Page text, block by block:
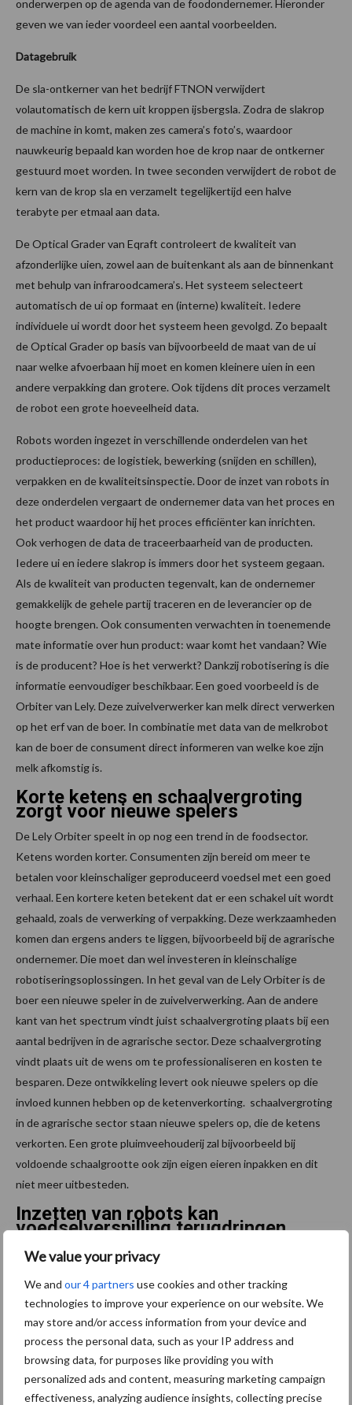
We value your privacy
We and our 4 partners use cookies and other tracking
technologies to improve your experience on our website. We
may store and/or access information from your device and
process the personal data, such as your IP address and
browsing data, for purposes like providing you with
personalized ads and content, measuring marketing campaign
effectiveness, analyzing audience insights, collecting precise
onderwerpen op de agenda van de foodondernemer. Hieronder
geven we van ieder voordeel een aantal voorbeelden.
Datagebruik
De sla-ontkerner van het bedrijf FTNON verwijdert
volautomatisch de kern uit kroppen ijsbergsla. Zodra de slakrop
de machine in komt, maken zes camera’s foto’s, waardoor
nauwkeurig bepaald kan worden hoe de krop naar de ontkerner
gestuurd moet worden. In twee seconden verwijdert de robot de
kern van de krop sla en verzamelt tegelijkertijd een halve
terabyte per etmaal aan data.
De Optical Grader van Eqraft controleert de kwaliteit van
afzonderlijke uien, zowel aan de buitenkant als aan de binnenkant
met behulp van infraroodcamera’s. Het systeem selecteert
automatisch de ui op formaat en (interne) kwaliteit. Iedere
individuele ui wordt door het systeem heen gevolgd. Zo bepaalt
de Optical Grader op basis van bijvoorbeeld de maat van de ui
naar welke afvoerbaan hij moet en komen kleinere uien in een
andere verpakking dan grotere. Ook tijdens dit proces verzamelt
de robot een grote hoeveelheid data.
Robots worden ingezet in verschillende onderdelen van het
productieproces: de logistiek, bewerking (snijden en schillen),
verpakken en de kwaliteitsinspectie. Door de inzet van robots in
deze onderdelen vergaart de ondernemer data van het proces en
het product waardoor hij het proces efficiënter kan inrichten.
Ook verhogen de data de traceerbaarheid van de producten.
Iedere ui en iedere slakrop is immers door het systeem gegaan.
Als de kwaliteit van producten tegenvalt, kan de ondernemer
gemakkelijk de gehele partij traceren en de leverancier op de
hoogte brengen. Ook consumenten verwachten in toenemende
mate informatie over hun product: waar komt het vandaan? Wie
is de producent? Hoe is het verwerkt? Dankzij robotisering is die
informatie eenvoudiger beschikbaar. Een goed voorbeeld is de
Orbiter van Lely. Deze zuivelverwerker kan melk direct verwerken
op het erf van de boer. In combinatie met data van de melkrobot
kan de boer de consument direct informeren van welke koe zijn
melk afkomstig is.
Korte ketens en schaalvergroting
zorgt voor nieuwe spelers
De Lely Orbiter speelt in op nog een trend in de foodsector.
Ketens worden korter. Consumenten zijn bereid om meer te
betalen voor kleinschaliger geproduceerd voedsel met een goed
verhaal. Een kortere keten betekent dat er een schakel uit wordt
gehaald, zoals de verwerking of verpakking. Deze werkzaamheden
komen dan ergens anders te liggen, bijvoorbeeld bij de agrarische
ondernemer. Die moet dan wel investeren in kleinschalige
robotiseringsoplossingen. In het geval van de Lely Orbiter is de
boer een nieuwe speler in de zuivelverwerking. Aan de andere
kant van het spectrum vindt juist schaalvergroting plaats bij een
aantal bedrijven in de agrarische sector. Deze schaalvergroting
vindt plaats uit de wens om te professionaliseren en kosten te
besparen. Deze ontwikkeling levert ook nieuwe spelers op die
invloed kunnen hebben op de ketenverkorting. schaalvergroting
in de agrarische sector staan nieuwe spelers op, die de ketens
verkorten. Een grote pluimveehouderij zal bijvoorbeeld bij
voldoende schaalgrootte ook zijn eigen eieren inpakken en dit
niet meer uitbesteden.
Inzetten van robots kan
voedselverspilling terugdringen
Wereldwijd wordt een derde van alle voedsel verspild. Een groot
de boer en de voedingsmiddelenfabrikant. Veel wordt verspild in
of opslagmogelijkheden heeft, waardoor voedsel verloren gaat.
Maar ook in Nederland, waar de logistiek uitstekend is en ook de
opslagfaciliteiten goed in orde zijn, wordt nog veel voeding
verspild. Sterker nog: uit cijfers van Eurostat blijkt dat Nederland